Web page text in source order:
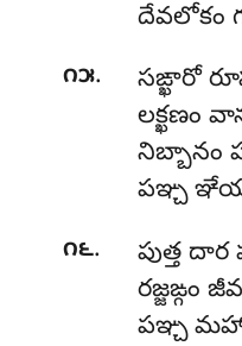
దేవలోకం
౧౫.
సఙ్ఖారో
లక్ఖణం
నిబ్బానం
పఞ్చ
౧౬.
పుత్త
రజ్జఙ్గం
పఞ్చ